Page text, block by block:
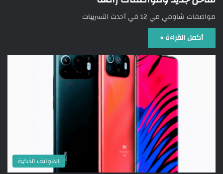
مواصفات شاومي مي 12 في أحدث التسريبات
أكمل القراءة »
الهواتف الذكية